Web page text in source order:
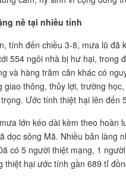
nề tại nhiều tỉnh
tính đến chiều 3-8, mưa lũ đã
554 ngôi nhà bị hư hại, trong
và hàng trăm căn khác có
giao thông, thủy lợi, trường
Ước tính thiệt hại lên đến
lớn kéo dài kèm theo hoàn
dọc sông Mã. Nhiều bản làng
có 5 người thiệt mạng, 1
thiệt hại ước tính gần 689 tỉ